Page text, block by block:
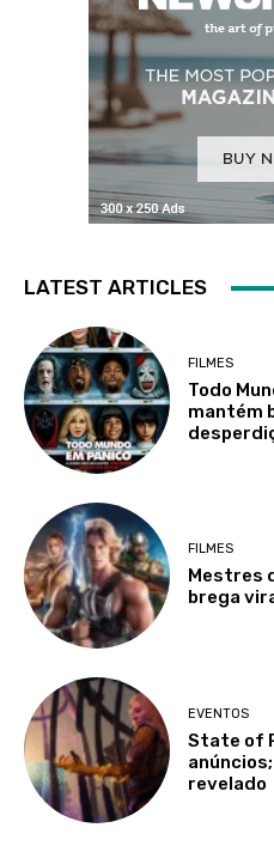
LATEST ARTICLES
FILMES
Todo
mantém
FILMES
Mestres
brega
EVENTOS
State of
revelado